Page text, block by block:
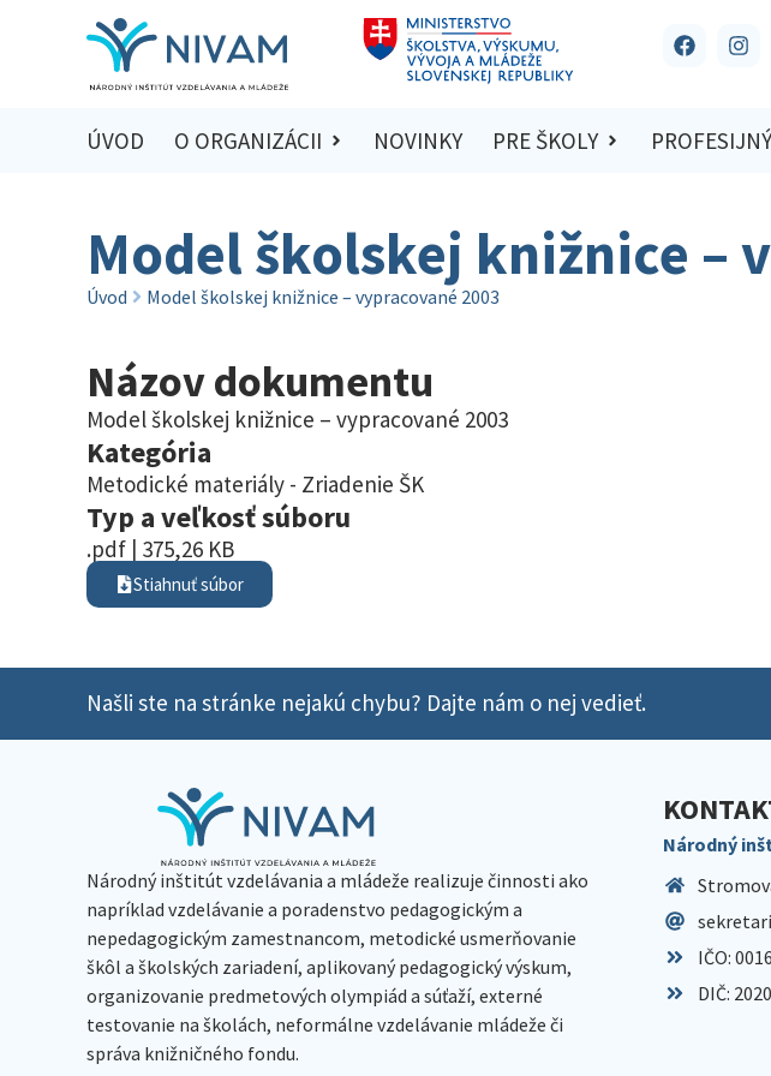
ÚVOD O ORGANIZÁCII NOVINKY PRE ŠKOLY
Model školskej knižnice –
Úvod Model školskej knižnice – vypracované 2003
Názov dokumentu
Model školskej knižnice – vypracované 2003
Kategória
Metodické materiály - Zriadenie ŠK
Typ a veľkosť súboru
.pdf | 375,26 KB
Stiahnuť súbor
Našli ste na stránke nejakú chybu? Dajte nám o nej vedieť.
Národný inštitút vzdelávania a mládeže realizuje činnosti ako
napríklad vzdelávanie a poradenstvo pedagogickým a
nepedagogickým zamestnancom, metodické usmerňovanie
škôl a školských zariadení, aplikovaný pedagogický výskum,
organizovanie predmetových olympiád a súťaží, externé
testovanie na školách, neformálne vzdelávanie mládeže či
správa knižničného fondu.
Národný
IČO:
DIČ: